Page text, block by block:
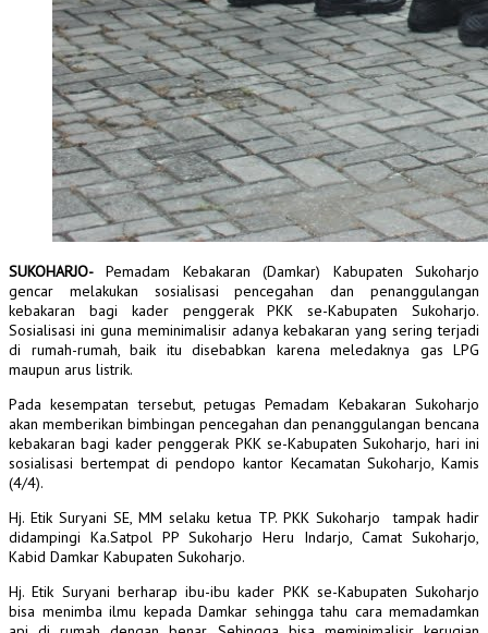
SUKOHARJO- Pemadam Kebakaran (Damkar) Kabupaten Sukoharjo
gencar melakukan sosialisasi pencegahan dan penanggulangan
kebakaran bagi kader penggerak PKK se-Kabupaten Sukoharjo.
Sosialisasi ini guna meminimalisir adanya kebakaran yang sering terjadi
di rumah-rumah, baik itu disebabkan karena meledaknya gas LPG
maupun arus listrik.
Pada kesempatan tersebut, petugas Pemadam Kebakaran Sukoharjo
akan memberikan bimbingan pencegahan dan penanggulangan bencana
kebakaran bagi kader penggerak PKK se-Kabupaten Sukoharjo, hari ini
sosialisasi bertempat di pendopo kantor Kecamatan Sukoharjo, Kamis
(4/4).
Hj. Etik Suryani SE, MM selaku ketua TP. PKK Sukoharjo tampak hadir
didampingi Ka.Satpol PP Sukoharjo Heru Indarjo, Camat Sukoharjo,
Kabid Damkar Kabupaten Sukoharjo.
Hj. Etik Suryani berharap ibu-ibu kader PKK se-Kabupaten Sukoharjo
bisa menimba ilmu kepada Damkar sehingga tahu cara memadamkan